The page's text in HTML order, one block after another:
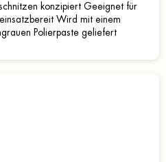
konzipiert Geeignet für
Wird mit einem
Polierpaste geliefert